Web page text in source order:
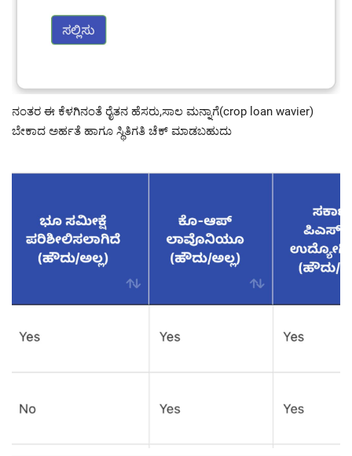
ನಂತರ ಈ ಕೆಳಗಿನಂತೆ ರೈತನ ಹೆಸರು,ಸಾಲ ಮನ್ನಾಗೆ(crop loan wavier)
ಬೇಕಾದ ಅರ್ಹತೆ ಹಾಗೂ ಸ್ಥಿತಿಗತಿ ಚೆಕ್ ಮಾಡಬಹುದು